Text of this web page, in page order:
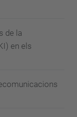
de la
en els